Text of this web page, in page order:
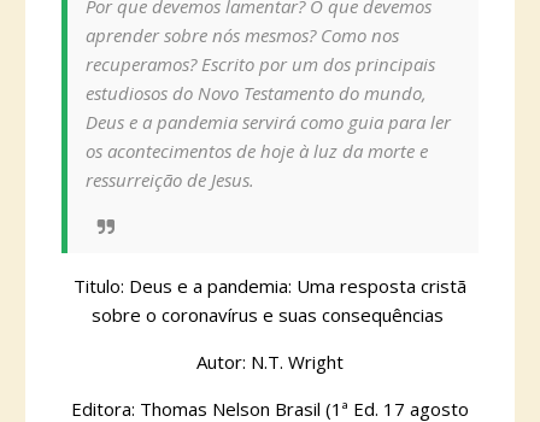
Por que devemos lamentar? O que devemos
aprender sobre nós mesmos? Como nos
recuperamos? Escrito por um dos principais
estudiosos do Novo Testamento do mundo,
Deus e a pandemia servirá como guia para ler
os acontecimentos de hoje à luz da morte e
ressurreição de Jesus.
Titulo: Deus e a pandemia: Uma resposta cristã
sobre o coronavírus e suas consequências
Autor: N.T. Wright
Editora: Thomas Nelson Brasil (1ª Ed. 17 agosto